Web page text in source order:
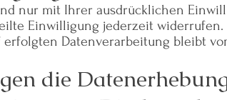
nur mit Ihrer ausdrücklichen
Einwilligung jederzeit widerrufen.
Datenverarbeitung bleibt
die